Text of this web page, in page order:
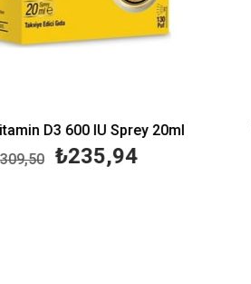
D3 600 IU Sprey 20ml
₺235,94